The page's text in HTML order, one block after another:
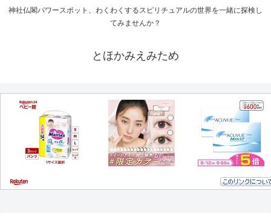
神社仏閣パワースポット、わくわくするスピリチュアルの世界を一緒に探検し
てみませんか？
とほかみえみため